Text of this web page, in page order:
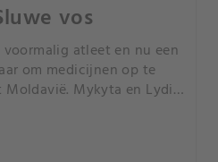
vos
atleet en nu een
om medicijnen op te
Moldavië. Mykyta en Lydia
worstelingen en